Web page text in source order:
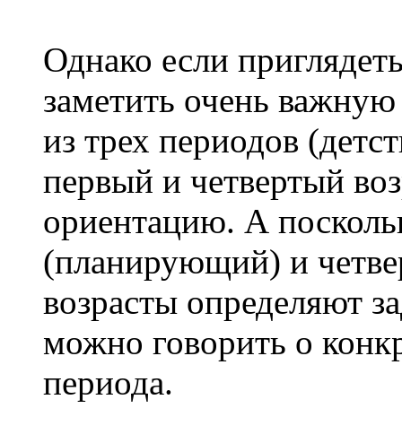
Однако если
заметить очень
из трех периодов
первый и четвертый
ориентацию. А
(планирующий) и
возрасты определяют
можно говорить о
периода.